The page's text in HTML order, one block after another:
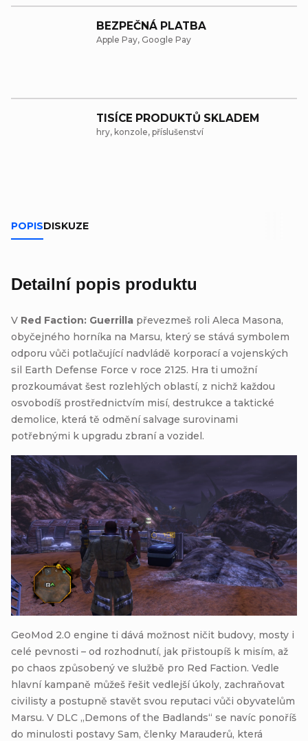
BEZPEČNÁ PLATBA
Apple Pay, Google Pay
TISÍCE PRODUKTŮ SKLADEM
hry, konzole, příslušenství
POPISDISKUZE
Detailní popis produktu
V Red Faction: Guerrilla převezmeš roli Aleca Masona,
obyčejného horníka na Marsu, který se stává symbolem
odporu vůči potlačující nadvládě korporací a vojenských
sil Earth Defense Force v roce 2125. Hra ti umožní
prozkoumávat šest rozlehlých oblastí, z nichž každou
osvobodíš prostřednictvím misí, destrukce a taktické
demolice, která tě odmění salvage surovinami
potřebnými k upgradu zbraní a vozidel.
GeoMod 2.0 engine ti dává možnost ničit budovy, mosty i
celé pevnosti – od rozhodnutí, jak přistoupíš k misím, až
po chaos způsobený ve službě pro Red Faction. Vedle
hlavní kampaně můžeš řešit vedlejší úkoly, zachraňovat
civilisty a postupně stavět svou reputaci vůči obyvatelům
Marsu. V DLC „Demons of the Badlands“ se navíc ponoříš
do minulosti postavy Sam, členky Marauderů, která